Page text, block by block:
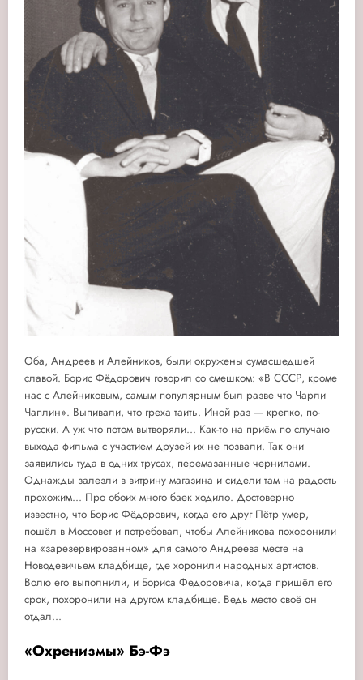
Оба, Андреев и Алейников, были окружены сумасшедшей
славой. Борис Фёдорович говорил со смешком: «В СССР, кроме
нас с Алейниковым, самым популярным был разве что Чарли
Чаплин». Выпивали, что греха таить. Иной раз — крепко, по-
русски. А уж что потом вытворяли... Как-то на приём по случаю
выхода фильма с участием друзей их не позвали. Так они
заявились туда в одних трусах, перемазанные чернилами.
Однажды залезли в витрину магазина и сидели там на радость
прохожим... Про обоих много баек ходило. Достоверно
известно, что Борис Фёдорович, когда его друг Пётр умер,
пошёл в Моссовет и потребовал, чтобы Алейникова похоронили
на «зарезервированном» для самого Андреева месте на
Новодевичьем кладбище, где хоронили народных артистов.
Волю его выполнили, и Бориса Федоровича, когда пришёл его
срок, похоронили на другом кладбище. Ведь место своё он
отдал...
«Охренизмы» Бэ-Фэ